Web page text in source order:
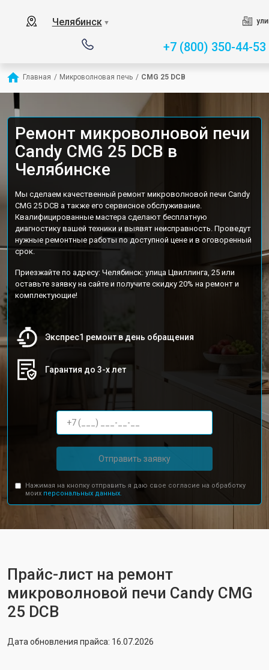
Челябинск ▼
+7 (800) 350-44-53
Главная / Микроволновая печь / CMG 25 DCB
Ремонт микроволновой печи
Candy CMG 25 DCB в
Челябинске
Мы сделаем качественный ремонт микроволновой печи Candy
CMG 25 DCB а также его сервисное обслуживание.
Квалифицированные мастера сделают бесплатную
диагностику вашей техники и выявят неисправность. Проведут
нужные ремонтные работы по доступной цене и в оговоренный
срок.
Приезжайте по адресу: Челябинск: улица Цвиллинга, 25 или
оставьте заявку на сайте и получите скидку 20% на ремонт и
комплектующие!
Экспрес1 ремонт в день обращения
Гарантия до 3-х лет
Отправить заявку
Нажимая на кнопку отправить я даю свое согласие на обработку
моих персональных данных.
Прайс-лист на ремонт
микроволновой печи Candy CMG
25 DCB
Дата обновления прайса: 16.07.2026